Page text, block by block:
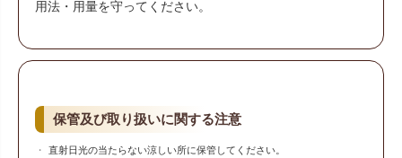
用法・用量を守ってください。
保管及び取り扱いに関する注意
直射日光の当たらない涼しい所に保管してください。